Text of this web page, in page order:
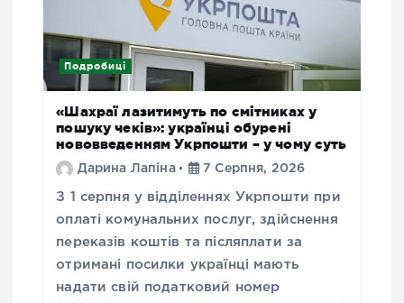
Подробиці
«Шахраї лазитимуть по смітниках у
пошуку чеків»: українці обурені
нововведенням Укрпошти – у чому суть
Дарина Лапіна 7 Серпня, 2026
З 1 серпня у відділеннях Укрпошти при
оплаті комунальних послуг, здійснення
переказів коштів та післяплати за
отримані посилки українці мають
надати свій податковий номер